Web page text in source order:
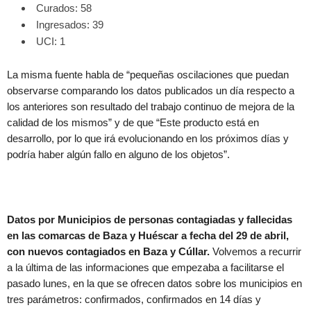
Curados: 58
Ingresados: 39
UCI: 1
La misma fuente habla de “pequeñas oscilaciones que puedan
observarse comparando los datos publicados un día respecto a
los anteriores son resultado del trabajo continuo de mejora de la
calidad de los mismos” y de que “Este producto está en
desarrollo, por lo que irá evolucionando en los próximos días y
podría haber algún fallo en alguno de los objetos”.
Datos por Municipios de personas contagiadas y fallecidas
en las comarcas de Baza y Huéscar a fecha del 29 de abril,
con nuevos contagiados en Baza y Cúllar. Volvemos a recurrir
a la última de las informaciones que empezaba a facilitarse el
pasado lunes, en la que se ofrecen datos sobre los municipios en
tres parámetros: confirmados, confirmados en 14 días y